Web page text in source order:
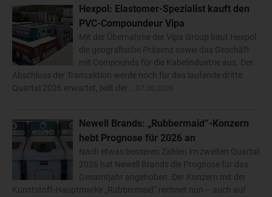
Hexpol: Elastomer-Spezialist kauft den
PVC-Compoundeur Vipa
Mit der Übernahme der Vipa Group baut Hexpol
die geografische Präsenz sowie das Geschäft
mit Compounds für die Kabelindustrie aus. Der
Abschluss der Transaktion werde noch für das laufende dritte
Quartal 2026 erwartet, teilt der...
Newell Brands: „Rubbermaid“-Konzern
hebt Prognose für 2026 an
Nach etwas besseren Zahlen im zweiten Quartal
2026 hat Newell Brands die Prognose für das
Gesamtjahr angehoben. Der Konzern mit der
Kunststoff-Hauptmarke „Rubbermaid“ rechnet nun – auch auf